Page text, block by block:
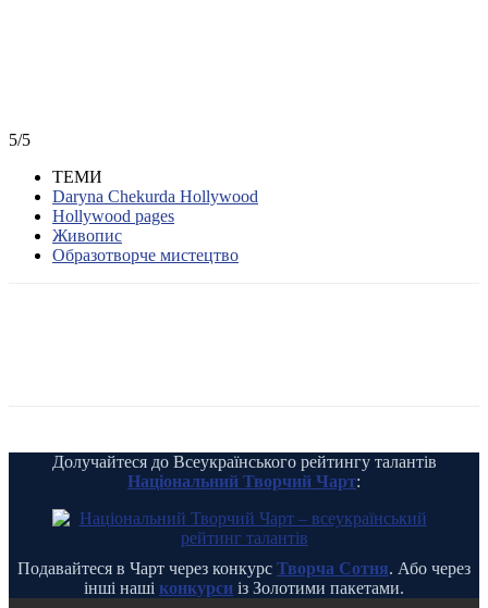
5/5
ТЕМИ
Daryna Chekurda Hollywood
Hollywood pages
Живопис
Образотворче мистецтво
Долучайтеся до Всеукраїнського рейтингу талантів
Національний Творчий Чарт:
Подавайтеся в Чарт через конкурс Творча Сотня. Або через
інші наші конкурси із Золотими пакетами.